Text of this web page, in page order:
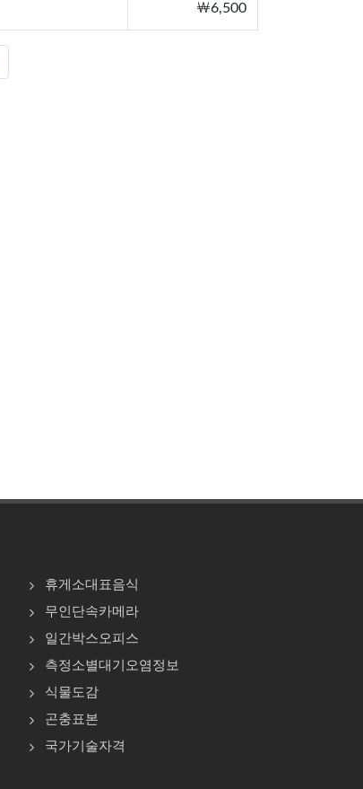
￦6,500
휴게소대표음식
무인단속카메라
일간박스오피스
측정소별대기오염정보
식물도감
곤충표본
국가기술자격